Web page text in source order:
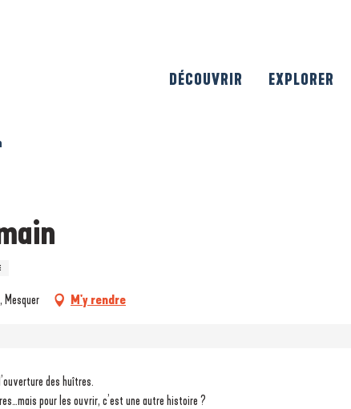
DÉCOUVRIR EXPLORER
Mesquer M'y rendre
des huîtres.
pour les ouvrir, c’est une autre histoire ?